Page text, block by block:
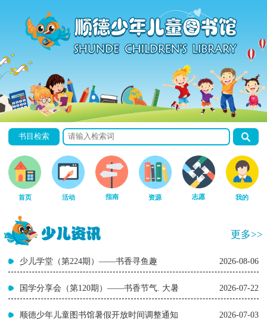
书目检索
首页 活动 指南 资源 志愿 我的
更多>>
少儿学堂（第224期）——书香寻鱼趣 2026-08-06
国学分享会（第120期）——书香节气. 大暑 2026-07-22
顺德少年儿童图书馆暑假开放时间调整通知 2026-07-03